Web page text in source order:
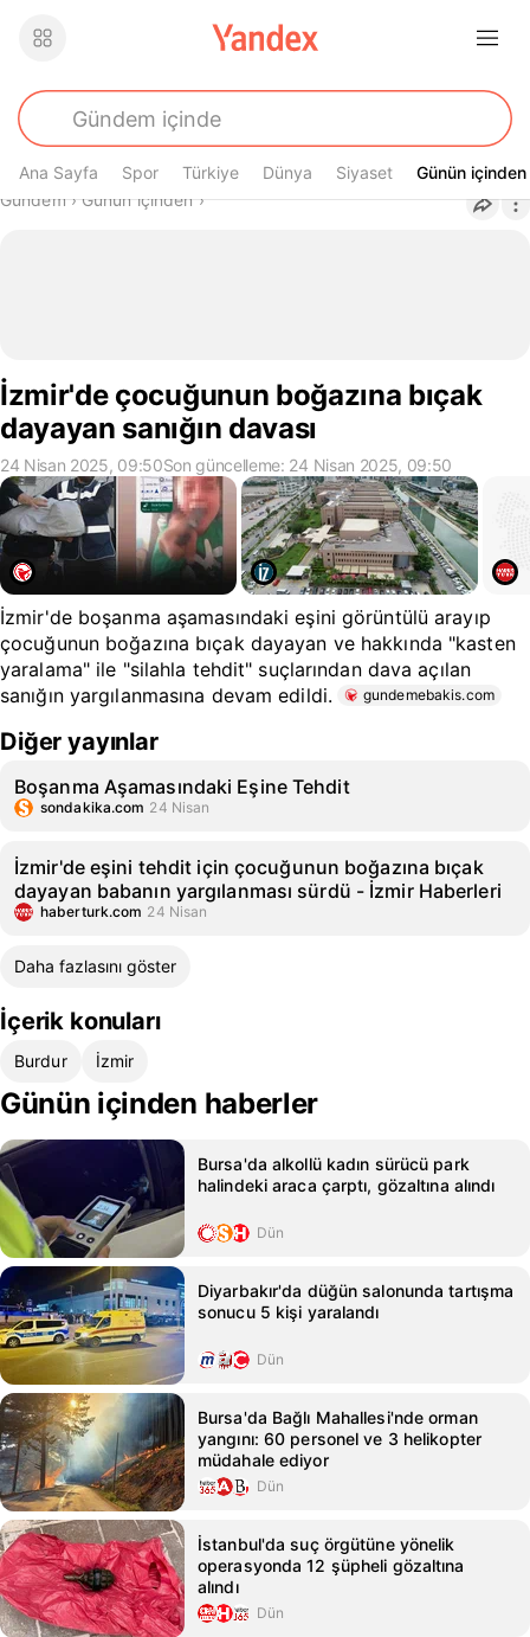
Ana Sayfa Spor Türkiye Dünya Siyaset Günün içinden
Günün içinden
Buradasın
Gündem› Günün içinden›
İzmir'de çocuğunun boğazına bıçak
dayayan sanığın davası
24 Nisan 2025, 09:50Son güncelleme: 24 Nisan 2025, 09:50
İzmir'de boşanma aşamasındaki eşini görüntülü arayıp
çocuğunun boğazına bıçak dayayan ve hakkında "kasten
yaralama" ile "silahla tehdit" suçlarından dava açılan
sanığın yargılanmasına devam edildi.
gundemebakis.com
Diğer yayınlar
Boşanma Aşamasındaki Eşine Tehdit
sondakika.com 24 Nisan
İzmir'de eşini tehdit için çocuğunun boğazına bıçak
dayayan babanın yargılanması sürdü - İzmir Haberleri
haberturk.com 24 Nisan
Daha fazlasını göster
İçerik konuları
Burdur İzmir
Günün içinden haberler
Bursa'da alkollü kadın sürücü park
halindeki araca çarptı, gözaltına alındı
Dün
Diyarbakır'da düğün salonunda tartışma
sonucu 5 kişi yaralandı
Dün
Bursa'da Bağlı Mahallesi'nde orman
yangını: 60 personel ve 3 helikopter
müdahale ediyor
Dün
İstanbul'da suç örgütüne yönelik
operasyonda 12 şüpheli gözaltına
alındı
Dün